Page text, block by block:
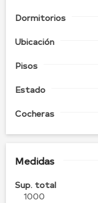
Dormitorios
Ubicación
Pisos
Estado
Cocheras
Medidas
Sup. total
1000